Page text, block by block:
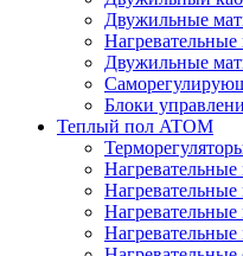
Двужильные
Двужильные
Блоки
Теплый пол ATOM